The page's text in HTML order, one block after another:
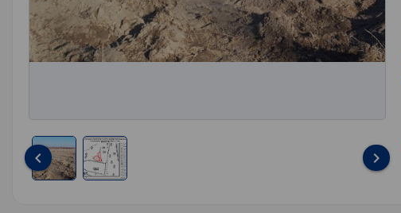
keyboard_arrow_left keyboard_arrow_right